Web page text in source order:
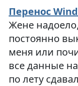
Перенос
Жене
постоянно
меня или
все данные
по лету